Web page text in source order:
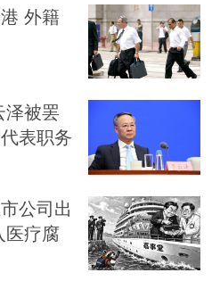
外籍
泽被罢
表职务
公司出
医疗腐